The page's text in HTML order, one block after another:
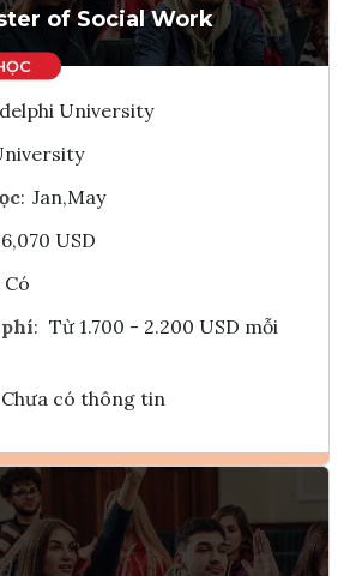
of Social Work
University
: Jan,May
USD
Có
: Từ 1.700 - 2.200 USD mỗi
Chưa có thông tin
Ghi danh
Tham vấn Interlink